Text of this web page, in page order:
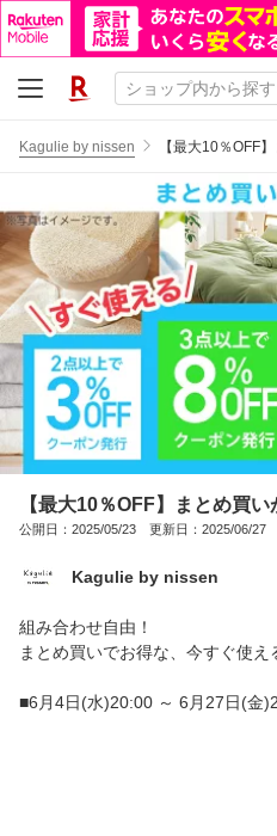
Kagulie by nissen 【最大10％OFF
【最大10％OFF】まとめ買
公開日：2025/05/23 更新日：2025/06/27
Kagulie by nissen
組み合わせ自由！
まとめ買いでお得な、今すぐ使え
■6月4日(水)20:00 ～ 6月27日(金